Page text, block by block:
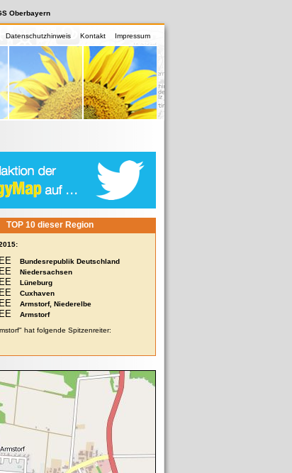
Oberbayern
Datenschutzhinweis Kontakt Impressum
TOP 10 dieser Region
Bundesrepublik Deutschland
Niedersachsen
Lüneburg
Cuxhaven
Armstorf, Niederelbe
Armstorf
hat folgende Spitzenreiter: